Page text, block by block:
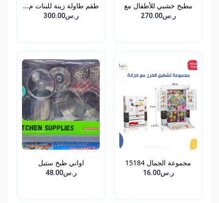
مطبخ خشبي للأطفال مع
ال...ر.س270.00
طقم طاولة زينة للبنات م...
ر.س300.00
مجموعة الجمال 15184
ر.س16.00
اواني طبخ ستيل
ر.س48.00